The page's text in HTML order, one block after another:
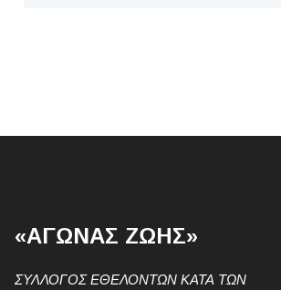
«ΑΓΩΝΑΣ ΖΩΗΣ»
ΣΥΛΛΟΓΟΣ ΕΘΕΛΟΝΤΩΝ ΚΑΤΑ ΤΩΝ